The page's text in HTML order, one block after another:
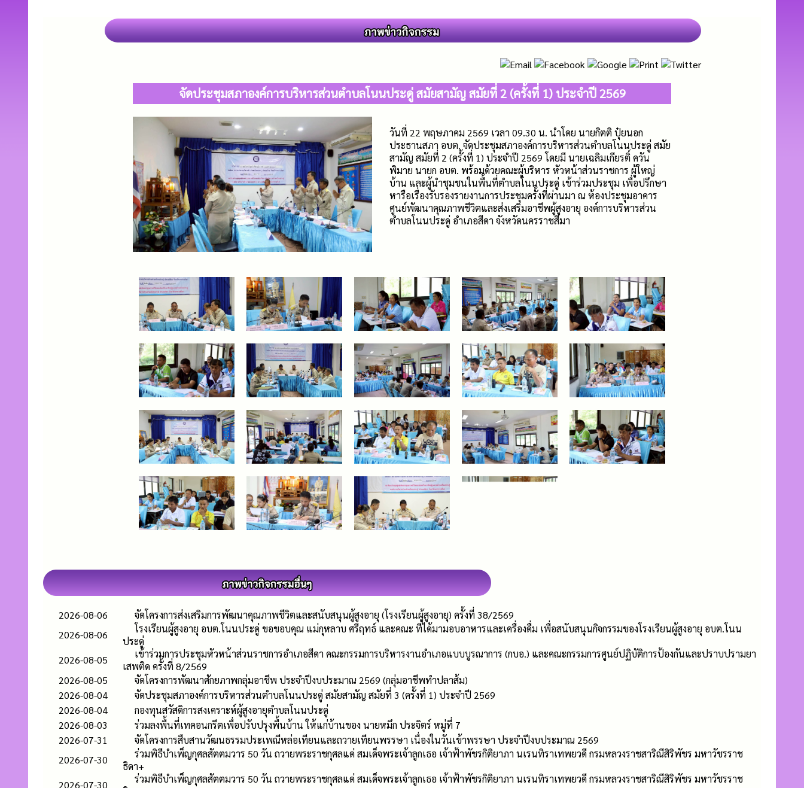
จัดประชุมสภาองค์การบริหารส่วนตำบลโนนประดู่ สมัยสามัญ สมัยที่ 2 (ครั้งที่ 1) ประจำปี 2569
วันที่ 22 พฤษภาคม 2569 เวลา 09.30 น. นำโดย นายกิตติ ปุ๋ยนอก
ประธานสภา อบต. จัดประชุมสภาองค์การบริหารส่วนตำบลโนนประดู่ สมัย
สามัญ สมัยที่ 2 (ครั้งที่ 1) ประจำปี 2569 โดยมี นายเฉลิมเกียรติ์ ควัน
พิมาย นายก อบต. พร้อมด้วยคณะผู้บริหาร หัวหน้าส่วนราชการ ผู้ใหญ่
บ้าน และผู้นำชุมชนในพื้นที่ตำบลโนนประดู่ เข้าร่วมประชุม เพื่อปรึกษา
หารือเรื่องรับรองรายงานการประชุมครั้งที่ผ่านมา ณ ห้องประชุมอาคาร
ศูนย์พัฒนาคุณภาพชีวิตและส่งเสริมอาชีพผู้สูงอายุ องค์การบริหารส่วน
ตำบลโนนประดู่ อำเภอสีดา จังหวัดนครราชสีมา
2026-08-06
จัดโครงการส่งเสริมการพัฒนาคุณภาพชีวิตและสนับสนุนผู้สูงอายุ (โรงเรียนผู้สูงอายุ) ครั้งที่ 38/2569
2026-08-06
โรงเรียนผู้สูงอายุ อบต.โนนประดู่ ขอขอบคุณ แม่กุหลาบ ศรีฤทธ์ และคณะ ที่ได้มามอบอาหารและเครื่องดื่ม เพื่อสนับสนุนกิจกรรมของโรงเรียนผู้สูงอายุ อบต.โนน
ประดู่
2026-08-05
เข้าร่วมการประชุมหัวหน้าส่วนราชการอำเภอสีดา คณะกรรมการบริหารงานอำเภอแบบบูรณาการ (กบอ.) และคณะกรรมการศูนย์ปฏิบัติการป้องกันและปราบปรามยา
เสพติด ครั้งที่ 8/2569
2026-08-05
จัดโครงการพัฒนาศักยภาพกลุ่มอาชีพ ประจำปีงบประมาณ 2569 (กลุ่มอาชีพทำปลาส้ม)
2026-08-04
จัดประชุมสภาองค์การบริหารส่วนตำบลโนนประดู่ สมัยสามัญ สมัยที่ 3 (ครั้งที่ 1) ประจำปี 2569
2026-08-04
กองทุนสวัสดิการสงเคราะห์ผู้สูงอายุตำบลโนนประดู่
2026-08-03
ร่วมลงพื้นที่เทคอนกรีตเพื่อปรับปรุงพื้นบ้าน ให้แก่บ้านของ นายหมึก ประจิตร์ หมู่ที่ 7
2026-07-31
จัดโครงการสืบสานวัฒนธรรมประเพณีหล่อเทียนและถวายเทียนพรรษา เนื่องในวันเข้าพรรษา ประจำปีงบประมาณ 2569
2026-07-30
ร่วมพิธีบำเพ็ญกุศลสัตตมวาร 50 วัน ถวายพระราชกุศลแด่ สมเด็จพระเจ้าลูกเธอ เจ้าฟ้าพัชรกิติยาภา นเรนทิราเทพยวดี กรมหลวงราชสาริณีสิริพัชร มหาวัชรราช
ธิดา+
2026-07-30
ร่วมพิธีบำเพ็ญกุศลสัตตมวาร 50 วัน ถวายพระราชกุศลแด่ สมเด็จพระเจ้าลูกเธอ เจ้าฟ้าพัชรกิติยาภา นเรนทิราเทพยวดี กรมหลวงราชสาริณีสิริพัชร มหาวัชรราช